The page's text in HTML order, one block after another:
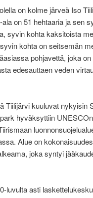
on kolme järveä Iso
ala on 51 hehtaaria ja sen
syvin kohta kaksitoista
kohta on seitsemän
pohjavettä, joka
edesauttaen veden
Tiilijärvi kuuluvat nykyisin
hyväksyttiin
Alue on
joka syntyi
luvulta asti